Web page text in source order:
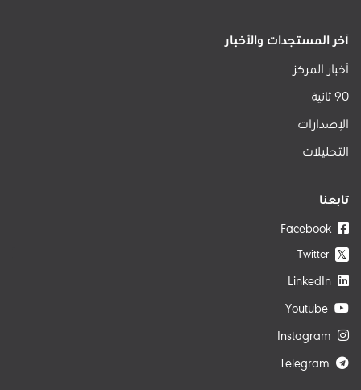
آخر المستجدات والأخبار
أخبار المركز
90 ثانية
الإصدارات
التحليلات
تابعنا
𝕏
Twitter